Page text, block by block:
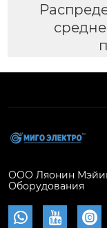
ООО Ляонин
Оборудования
  